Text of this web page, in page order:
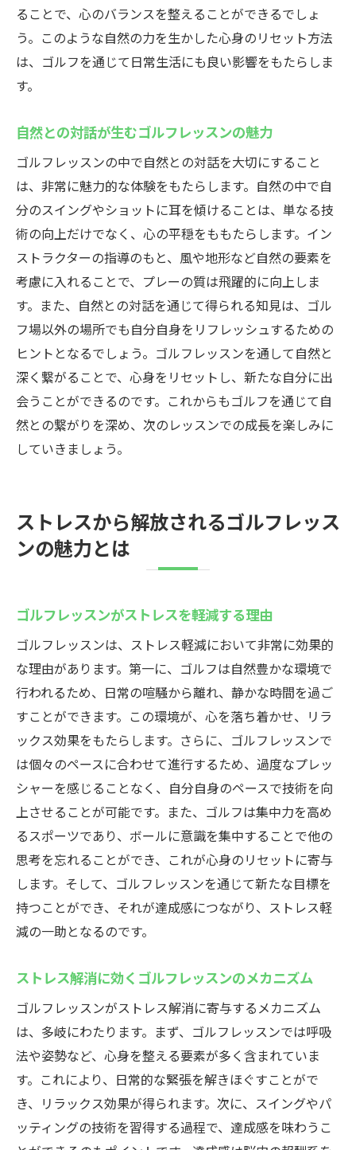
ることで、心のバランスを整えることができるでしょ
う。このような自然の力を生かした心身のリセット方法
は、ゴルフを通じて日常生活にも良い影響をもたらしま
す。
自然との対話が生むゴルフレッスンの魅力
ゴルフレッスンの中で自然との対話を大切にすること
は、非常に魅力的な体験をもたらします。自然の中で自
分のスイングやショットに耳を傾けることは、単なる技
術の向上だけでなく、心の平穏をももたらします。イン
ストラクターの指導のもと、風や地形など自然の要素を
考慮に入れることで、プレーの質は飛躍的に向上しま
す。また、自然との対話を通じて得られる知見は、ゴル
フ場以外の場所でも自分自身をリフレッシュするための
ヒントとなるでしょう。ゴルフレッスンを通して自然と
深く繋がることで、心身をリセットし、新たな自分に出
会うことができるのです。これからもゴルフを通じて自
然との繋がりを深め、次のレッスンでの成長を楽しみに
していきましょう。
ストレスから解放されるゴルフレッス
ンの魅力とは
ゴルフレッスンがストレスを軽減する理由
ゴルフレッスンは、ストレス軽減において非常に効果的
な理由があります。第一に、ゴルフは自然豊かな環境で
行われるため、日常の喧騒から離れ、静かな時間を過ご
すことができます。この環境が、心を落ち着かせ、リラ
ックス効果をもたらします。さらに、ゴルフレッスンで
は個々のペースに合わせて進行するため、過度なプレッ
シャーを感じることなく、自分自身のペースで技術を向
上させることが可能です。また、ゴルフは集中力を高め
るスポーツであり、ボールに意識を集中することで他の
思考を忘れることができ、これが心身のリセットに寄与
します。そして、ゴルフレッスンを通じて新たな目標を
持つことができ、それが達成感につながり、ストレス軽
減の一助となるのです。
ストレス解消に効くゴルフレッスンのメカニズム
ゴルフレッスンがストレス解消に寄与するメカニズム
は、多岐にわたります。まず、ゴルフレッスンでは呼吸
法や姿勢など、心身を整える要素が多く含まれていま
す。これにより、日常的な緊張を解きほぐすことがで
き、リラックス効果が得られます。次に、スイングやパ
ッティングの技術を習得する過程で、達成感を味わうこ